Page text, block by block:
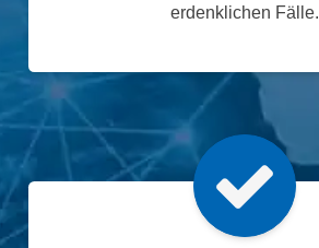
erdenklichen Fälle.